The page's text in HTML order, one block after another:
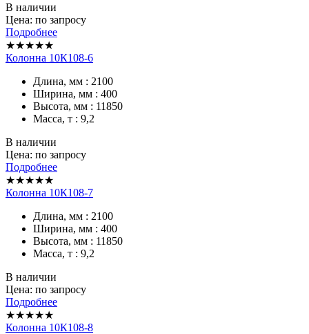
В наличии
Цена: по запросу
Подробнее
★★★★★
Колонна 10К108-6
Длина, мм : 2100
Ширина, мм : 400
Высота, мм : 11850
Масса, т : 9,2
В наличии
Цена: по запросу
Подробнее
★★★★★
Колонна 10К108-7
Длина, мм : 2100
Ширина, мм : 400
Высота, мм : 11850
Масса, т : 9,2
В наличии
Цена: по запросу
Подробнее
★★★★★
Колонна 10К108-8